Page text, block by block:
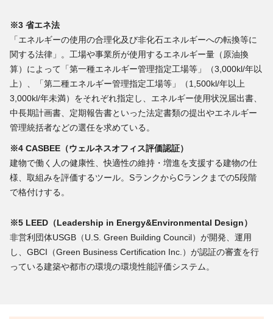
※3 省エネ法
「エネルギーの使用の合理化及び非化石エネルギーへの転換等に
関する法律」。工場や事業所が使用するエネルギー量（原油換
算）によって「第一種エネルギー管理指定工場等」（3,000kl/年以
上）、「第二種エネルギー管理指定工場等」（1,500kl/年以上
3,000kl/年未満）をそれぞれ指定し、エネルギー使用状況届出書、
中長期計画書、定期報告書といった法定書類の提出やエネルギー
管理統括者などの選任を求めている。
※4 CASBEE（ウェルネスオフィス評価認証）
建物で働く人の健康性、快適性の維持・増進を支援する建物の仕
様、取組みを評価するツール。SランクからCランクまでの5段階
で格付けする。
※5 LEED（Leadership in Energy&Environmental Design）
非営利団体USGB（U.S. Green Building Council）が開発、運用
し、GBCI（Green Business Certification Inc.）が認証の審査を行
っている建築や都市の環境の環境性能評価システム。